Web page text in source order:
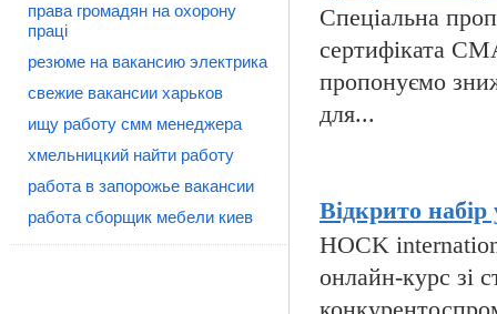
права громадян на охорону
праці
резюме на вакансию электрика
свежие вакансии харьков
ищу работу смм менеджера
хмельницкий найти работу
работа в запорожье вакансии
работа сборщик мебели киев
Спеціальна
сертифіката
пропонуємо
для...
Відкрито
HOCK
онлайн-курс зі